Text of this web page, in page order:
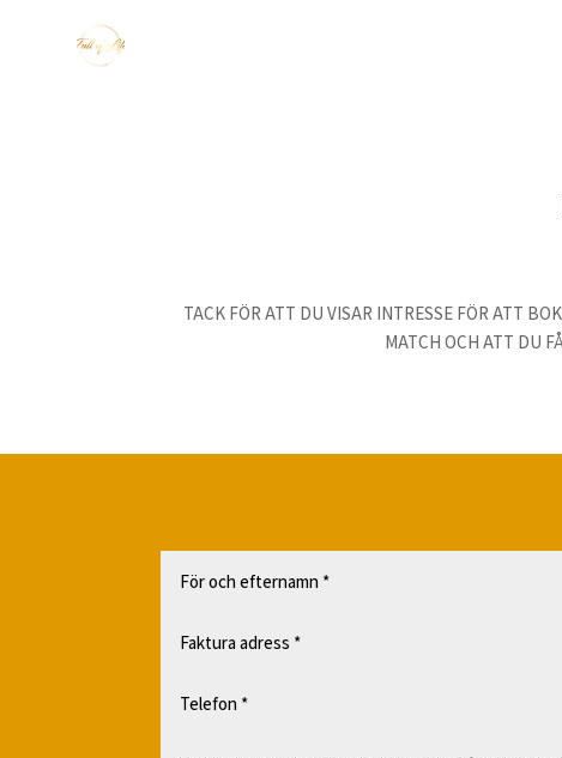
TACK FÖR ATT DU VISAR INTRESSE FÖR ATT
MATCH OCH ATT DU